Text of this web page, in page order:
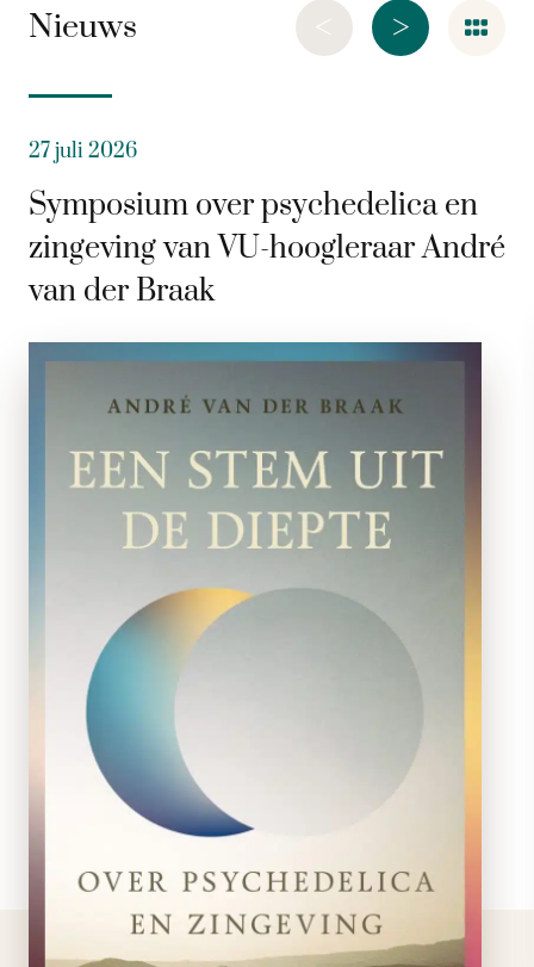
Nieuws >
<
27 juli 2026
Symposium over psychedelica en
zingeving van VU-hoogleraar André
van der Braak